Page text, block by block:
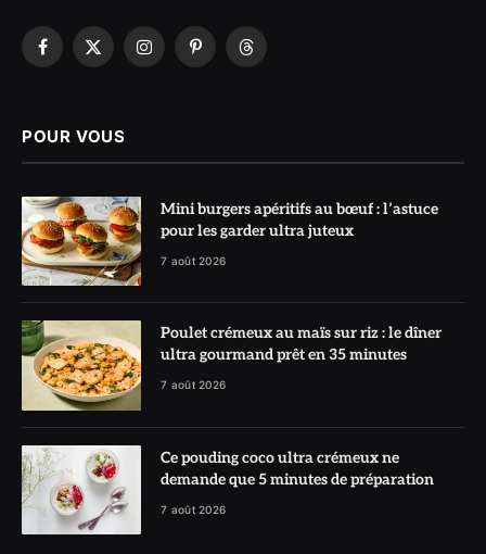
Facebook
X
InstagramPinterestThreads
POUR VOUS
Mini burgers apéritifs au bœuf : l’astuce
pour les garder ultra juteux
7 août 2026
Poulet crémeux au maïs sur riz : le dîner
ultra gourmand prêt en 35 minutes
7 août 2026
Ce pouding coco ultra crémeux ne
demande que 5 minutes de préparation
7 août 2026